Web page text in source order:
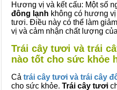
Hương vị và kết cấu: Một số
đông lạnh không có hương
tươi. Điều này có thể làm
vị và cảm nhận chất lượng
Trái cây tươi và trái
nào tốt cho sức khỏe
Cả trái cây tươi và trái cây
cho sức khỏe. Trái cây tươi